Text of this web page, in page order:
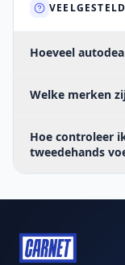
Hoeveel
Welke merken
Hoe controleer
tweedehands